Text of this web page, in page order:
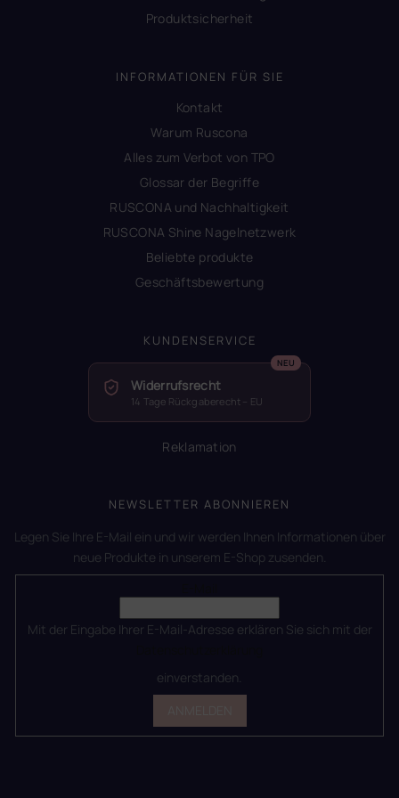
Produktsicherheit
INFORMATIONEN FÜR SIE
Kontakt
Warum Ruscona
Alles zum Verbot von TPO
Glossar der Begriffe
RUSCONA und Nachhaltigkeit
RUSCONA Shine Nagelnetzwerk
Beliebte produkte
Geschäftsbewertung
KUNDENSERVICE
Widerrufsrecht
14 Tage Rückgaberecht – EU
Reklamation
NEWSLETTER ABONNIEREN
Legen Sie Ihre E-Mail ein und wir werden Ihnen Informationen über
neue Produkte in unserem E-Shop zusenden.
Mit der Eingabe Ihrer E-Mail-Adresse erklären Sie sich mit der
einverstanden.